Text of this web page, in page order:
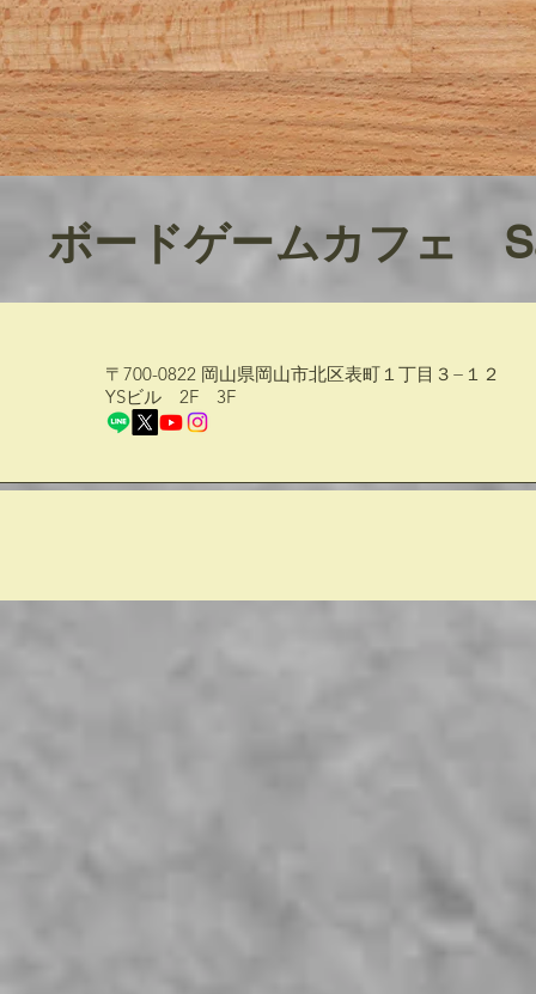
ボードゲームカフェ
〒700-0822 岡山県岡山市北区表町１丁目３−１２
YSビル 2F 3F